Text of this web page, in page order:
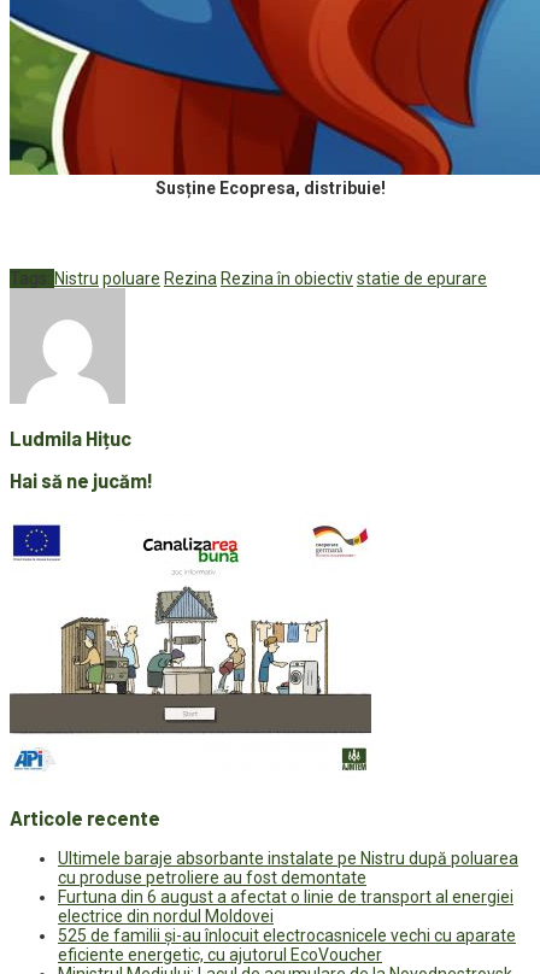
Susține Ecopresa, distribuie!
Tags: Nistru poluare Rezina Rezina în obiectivstatie de epurare
Ludmila Hițuc
Hai să ne jucăm!
Articole recente
Ultimele baraje absorbante instalate pe Nistru după poluarea
cu produse petroliere au fost demontate
Furtuna din 6 august a afectat o linie de transport al energiei
electrice din nordul Moldovei
525 de familii și-au înlocuit electrocasnicele vechi cu aparate
eficiente energetic, cu ajutorul EcoVoucher